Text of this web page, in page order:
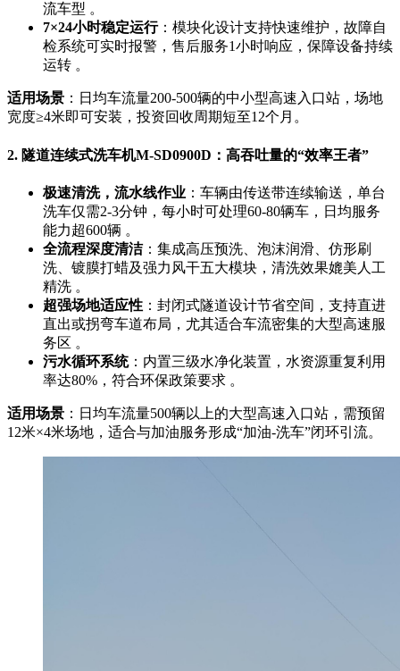
流车型 。
7×24小时稳定运行：模块化设计支持快速维护，故障自
检系统可实时报警，售后服务1小时响应，保障设备持续
运转 。
适用场景 ：日均车流量200-500辆的中小型高速入口站，场地
宽度≥4米即可安装，投资回收周期短至12个月。
2. 隧道连续式洗车机M-SD0900D：高吞吐量的“效率王者”
极速清洗，流水线作业 ：车辆由传送带连续输送，单台
洗车仅需2-3分钟，每小时可处理60-80辆车，日均服务
能力超600辆 。
全流程深度清洁：集成高压预洗、泡沫润滑、仿形刷
洗、镀膜打蜡及强力风干五大模块，清洗效果媲美人工
精洗 。
超强场地适应性 ：封闭式隧道设计节省空间，支持直进
直出或拐弯车道布局，尤其适合车流密集的大型高速服
务区 。
污水循环系统：内置三级水净化装置，水资源重复利用
率达80%，符合环保政策要求 。
适用场景 ：日均车流量500辆以上的大型高速入口站，需预留
12米×4米场地，适合与加油服务形成“加油-洗车”闭环引流。